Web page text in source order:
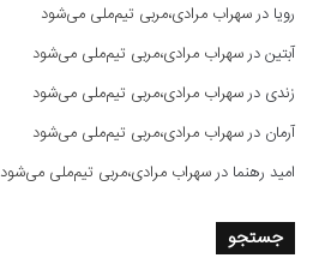
رویا درسهراب مرادی،مربی تیم‌ملی می‌شود
آبتیندرسهراب مرادی،مربی تیم‌ملی می‌شود
زندی درسهراب مرادی،مربی تیم‌ملی می‌شود
آرمان درسهراب مرادی،مربی تیم‌ملی می‌شود
امید رهنما درسهراب مرادی،مربی تیم‌ملی می‌شود
جستجو